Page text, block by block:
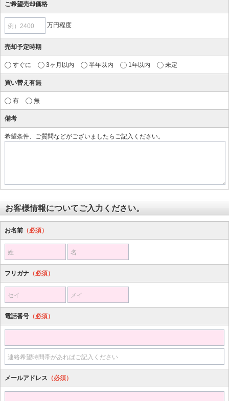
ご希望売却価格
例）2400 万円程度
売却予定時期
すぐに 3ヶ月以内 半年以内 1年以内 未定
買い替え有無
有 無
備考
希望条件、ご質問などがございましたらご記入ください。
お客様情報についてご入力ください。
お名前 （必須）
姓 名
フリガナ （必須）
セイ メイ
電話番号 （必須）
連絡希望時間帯があればご記入ください
メールアドレス （必須）